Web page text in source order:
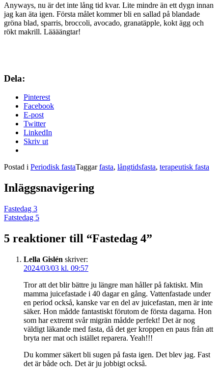
Anyways, nu är det inte lång tid kvar. Lite mindre än ett dygn innan
jag kan äta igen. Första målet kommer bli en sallad på blandade
gröna blad, sparris, broccoli, avocado, granatäpple, kokt ägg och
rökt makrill. Läääängtar!
Dela:
Pinterest
Facebook
E-post
Twitter
LinkedIn
Skriv ut
Postad i Periodisk fastaTaggarfasta, långtidsfasta, terapeutisk fasta
Inläggsnavigering
Fastedag 3
Fatstedag 5
5 reaktioner till “Fastedag 4”
Lella Gislén skriver:
2024/03/03 kl. 09:57
Tror att det blir bättre ju längre man håller på faktiskt. Min
mamma juicefastade i 40 dagar en gång. Vattenfastade under
en period också, kanske var en del av juicefastan, men är inte
säker. Hon mådde fantastiskt förutom de första dagarna. Hon
som har extremt svår migrän mådde perfekt! Det är nog
väldigt läkande med fasta, då det ger kroppen en paus från att
bryta ner mat och istället reparera. Yeah!!!
Du kommer säkert bli sugen på fasta igen. Det blev jag. Fast
det är både och. Det är ju jobbigt också.